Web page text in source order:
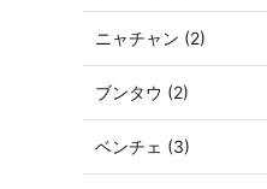
ニャチャン (2)
ブンタウ (2)
ベンチェ (3)